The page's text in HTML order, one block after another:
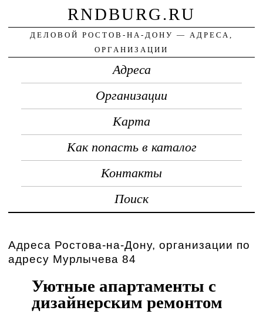
RNDBURG.RU
ДЕЛОВОЙ РОСТОВ-НА-ДОНУ — АДРЕСА,
ОРГАНИЗАЦИИ
Адреса
Организации
Карта
Как попасть в каталог
Контакты
Поиск
Адреса Ростова-на-Дону, организации по
адресу Мурлычева 84
Уютные апартаменты с
дизайнерским ремонтом